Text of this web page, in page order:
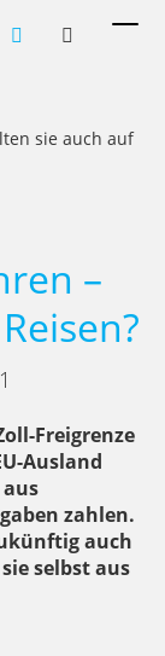
sie auch auf
–
Freigrenze
Ausland
zahlen.
auch
selbst aus